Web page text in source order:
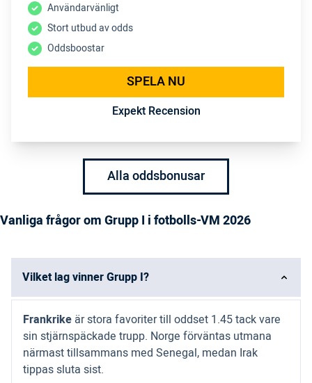
Användarvänligt
Stort utbud av odds
Oddsboostar
SPELA NU
Expekt Recension
Alla oddsbonusar
Vanliga frågor om Grupp I i fotbolls-VM 2026
Vilket lag vinner Grupp I?
Frankrike är stora favoriter till oddset 1.45 tack vare
sin stjärnspäckade trupp. Norge förväntas utmana
närmast tillsammans med Senegal, medan Irak
tippas sluta sist.